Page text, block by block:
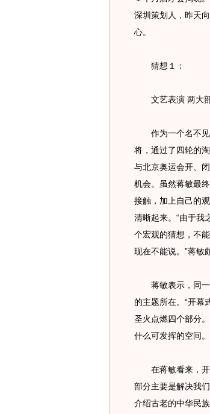
深圳策划人，昨天
心。
猜想１：
文艺表演 两大
作为一个名不见
将，通过了四轮的
与北京奥运会开、
机会。虽然蒋敏最
接触，加上自己的
清晰起来。“由于我
个宏观的猜想，不
现在不能说。”蒋敏
蒋敏表示，同一
的主题所在。“开幕
圣火点燃四个部分
什么可发挥的空间
在蒋敏看来，开
部分主要是解决我
介绍古老的中华民